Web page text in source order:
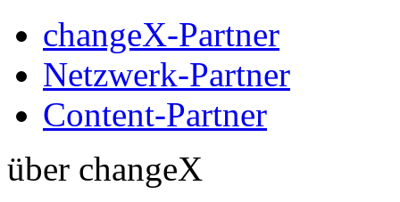
changeX-Partner
Netzwerk-Partner
Content-Partner
über changeX